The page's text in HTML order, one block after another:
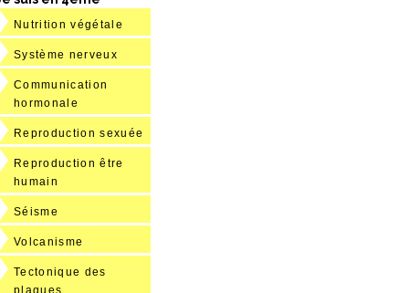
Nutrition végétale
Système nerveux
Communication
hormonale
Reproduction sexuée
Reproduction être
humain
Séisme
Volcanisme
Tectonique des
plaques